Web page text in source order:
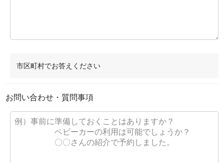
市区町村でお答えください
お問い合わせ・質問事項